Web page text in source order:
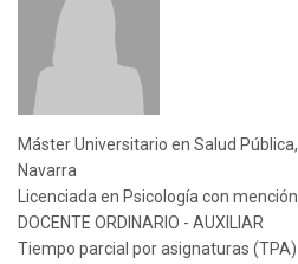
Máster Universitario en Salud
Navarra
Licenciada en Psicología con
DOCENTE ORDINARIO - AUXILIAR
Tiempo parcial por asignaturas (TPA)